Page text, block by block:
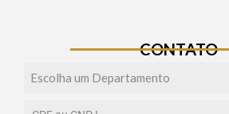
CONTATO
Escolha um Departamento